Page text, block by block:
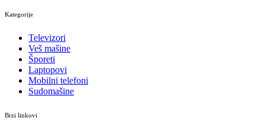
Kategorije
Televizori
Veš mašine
Šporeti
Laptopovi
Mobilni telefoni
Sudomašine
Brzi linkovi